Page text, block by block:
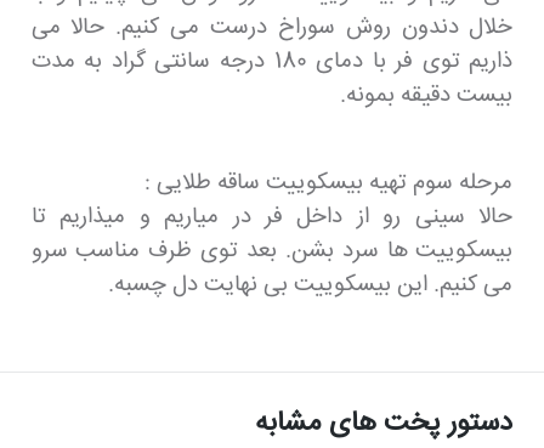
خلال دندون روش سوراخ درست می کنیم. حالا می
ذاریم توی فر با دمای 180 درجه سانتی گراد به مدت
بیست دقیقه بمونه.
مرحله سوم تهیه بیسکوییت ساقه طلایی :
حالا سینی رو از داخل فر در میاریم و میذاریم تا
بیسکوییت ها سرد بشن. بعد توی ظرف مناسب سرو
می کنیم. این بیسکوییت بی نهایت دل چسبه.
دستور پخت های مشابه